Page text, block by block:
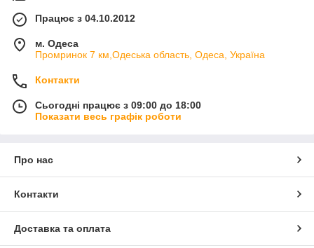
Працює з 04.10.2012
м. Одеса
Промринок 7 км,Одеська область, Одеса, Україна
Контакти
Сьогодні працює з 09:00 до 18:00
Показати весь графік роботи
Про нас
Контакти
Доставка та оплата